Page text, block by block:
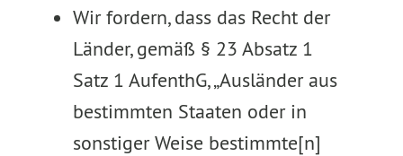
Wir fordern, dass das Recht der
Länder, gemäß § 23 Absatz 1
Satz 1 AufenthG, „Ausländer aus
bestimmten Staaten oder in
sonstiger Weise bestimmte[n]